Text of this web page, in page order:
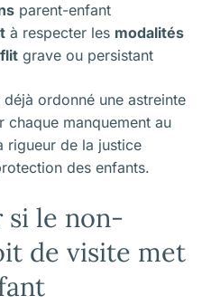
parent-enfant
à respecter les modalités
grave ou persistant
ordonné une astreinte
manquement au
rigueur de la justice
des enfants.
si le non-
de visite met